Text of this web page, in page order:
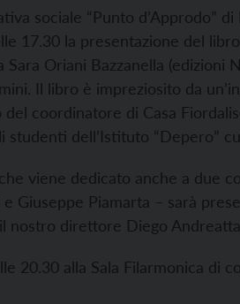
sociale “Punto d’Approdo”
17.30 la presentazione del
Sara Oriani Bazzanella (edizioni
Il libro è impreziosito da
del coordinatore di Casa
studenti dell’Istituto “Depero”
viene dedicato anche a due
e Giuseppe Piamarta – sarà
nostro direttore Diego
20.30 alla Sala Filarmonica di